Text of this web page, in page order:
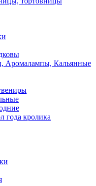
Аромалампы, Кальянные
года кролика